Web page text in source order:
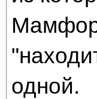
одной.